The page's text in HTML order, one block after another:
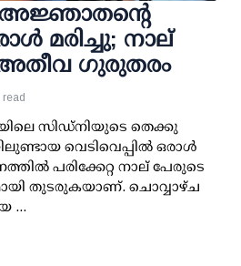
അജ്ഞാതന്റെ
മരിച്ചു; നാല്
അതീവ ഗുരുതരം
സിഡ്‌നിയുടെ തെക്കു
വെടിവെപ്പിൽ ഒരാൾ
പരിക്കേറ്റ നാല് പേരുടെ
തുടരുകയാണ്. ചൊവ്വാഴ്ച
...